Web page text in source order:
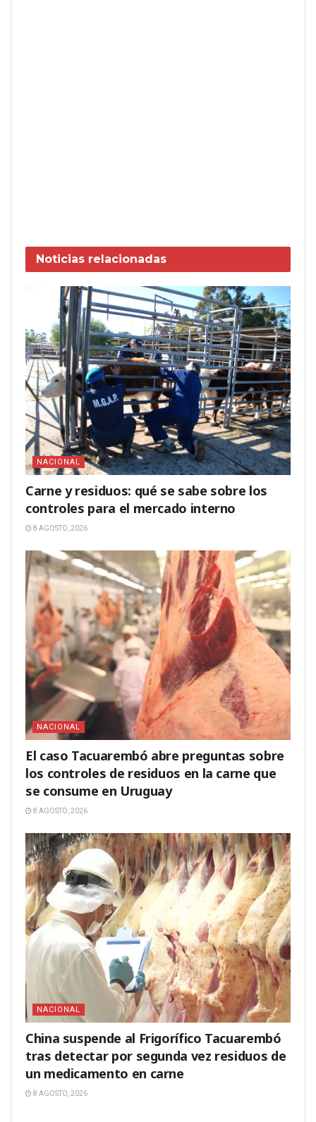
Noticias relacionadas
NACIONAL
Carne y residuos: qué se sabe sobre los
controles para el mercado interno
8 AGOSTO, 2026
NACIONAL
El caso Tacuarembó abre preguntas sobre
los controles de residuos en la carne que
se consume en Uruguay
8 AGOSTO, 2026
NACIONAL
China suspende al Frigorífico Tacuarembó
tras detectar por segunda vez residuos de
un medicamento en carne
8 AGOSTO, 2026